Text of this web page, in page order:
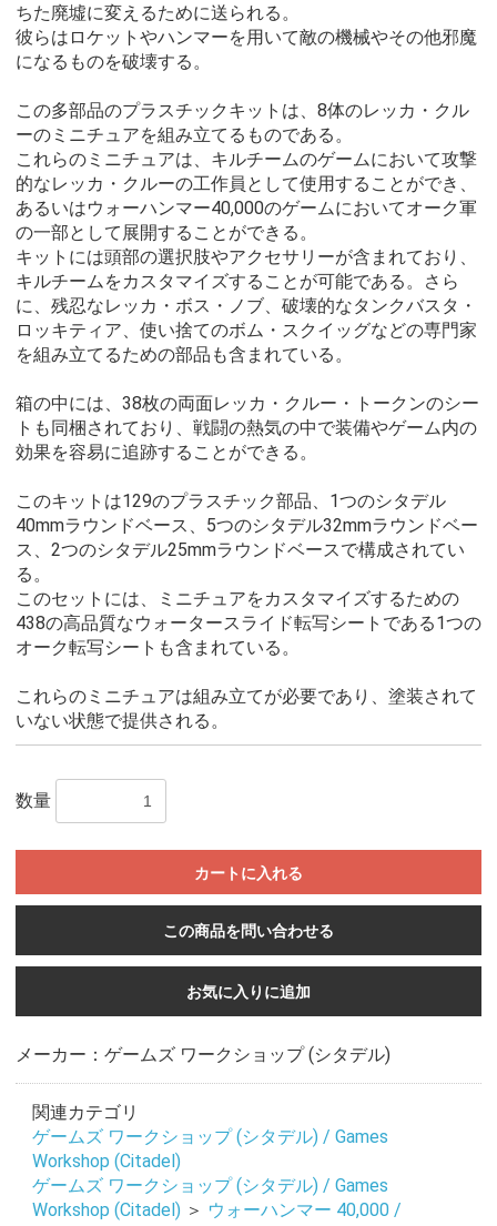
ちた廃墟に変えるために送られる。
彼らはロケットやハンマーを用いて敵の機械やその他邪魔
になるものを破壊する。
この多部品のプラスチックキットは、8体のレッカ・クル
ーのミニチュアを組み立てるものである。
これらのミニチュアは、キルチームのゲームにおいて攻撃
的なレッカ・クルーの工作員として使用することができ、
あるいはウォーハンマー40,000のゲームにおいてオーク軍
の一部として展開することができる。
キットには頭部の選択肢やアクセサリーが含まれており、
キルチームをカスタマイズすることが可能である。さら
に、残忍なレッカ・ボス・ノブ、破壊的なタンクバスタ・
ロッキティア、使い捨てのボム・スクイッグなどの専門家
を組み立てるための部品も含まれている。
箱の中には、38枚の両面レッカ・クルー・トークンのシー
トも同梱されており、戦闘の熱気の中で装備やゲーム内の
効果を容易に追跡することができる。
このキットは129のプラスチック部品、1つのシタデル
40mmラウンドベース、5つのシタデル32mmラウンドベー
ス、2つのシタデル25mmラウンドベースで構成されてい
る。
このセットには、ミニチュアをカスタマイズするための
438の高品質なウォータースライド転写シートである1つの
オーク転写シートも含まれている。
これらのミニチュアは組み立てが必要であり、塗装されて
いない状態で提供される。
数量
カートに入れる
この商品を問い合わせる
お気に入りに追加
メーカー：ゲームズ ワークショップ (シタデル)
関連カテゴリ
ゲームズ ワークショップ (シタデル) / Games
Workshop (Citadel)
ゲームズ ワークショップ (シタデル) / Games
Workshop (Citadel) ＞ ウォーハンマー 40,000 /